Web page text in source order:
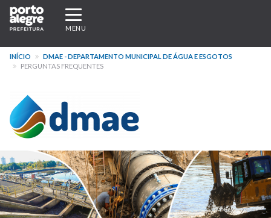
Pular
para
conteúdo
principal
Expandir/recolher
navegação
MENU
INÍCIO
DMAE - DEPARTAMENTO MUNICIPAL DE ÁGUA E ESGOTOS
PERGUNTAS FREQUENTES